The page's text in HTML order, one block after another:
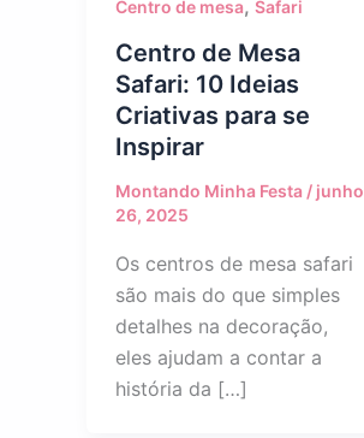
Centro de mesa, Safari
Centro de Mesa
Safari: 10 Ideias
Criativas para se
Inspirar
Montando Minha Festa / junho
26, 2025
Os centros de mesa safari
são mais do que simples
detalhes na decoração,
eles ajudam a contar a
história da […]